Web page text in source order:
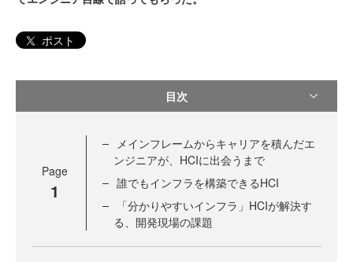
ポスト
目次
Page
1
メインフレームからキャリアを積んだエ
ンジニアが、HCIに出会うまで
誰でもインフラを構築できるHCI
「分かりやすいインフラ」HCIが解決す
る、開発現場の課題